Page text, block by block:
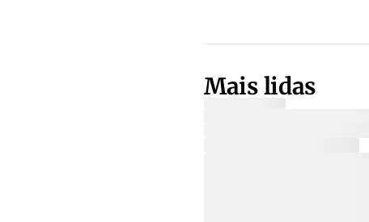
Mais lidas